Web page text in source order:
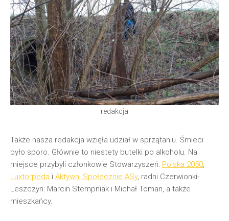
redakcja
Także nasza redakcja wzięła udział w sprzątaniu. Śmieci
było sporo. Głównie to niestety butelki po alkoholu. Na
miejsce przybyli członkowie Stowarzyszeń: Polska 2050
Luxtorpeda i Aktywni Społecznie ASy, radni Czerwionki-
Leszczyn: Marcin Stempniak i Michał Toman, a także
mieszkańcy.